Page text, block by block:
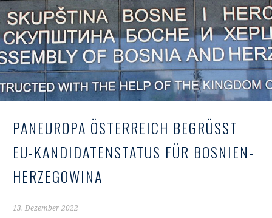
PANEUROPA ÖSTERREICH BEGRÜSST E
U-KANDIDATENSTATUS FÜR BOSNIEN-H
ERZEGOWINA
13. Dezember 2022